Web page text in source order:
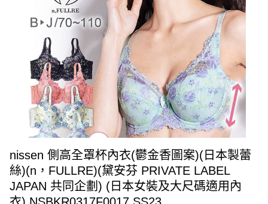
nissen 側高全罩杯內衣(鬱金香圖案)(日本製蕾
絲)(n，FULLRE)(黛安芬 PRIVATE LABEL
JAPAN 共同企劃) (日本女裝及大尺碼適用內